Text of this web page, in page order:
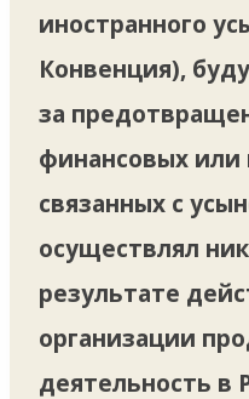
иностранного
Конвенция),
за
финансовых или
связанных с
осуществлял
результате
организации
деятельность в